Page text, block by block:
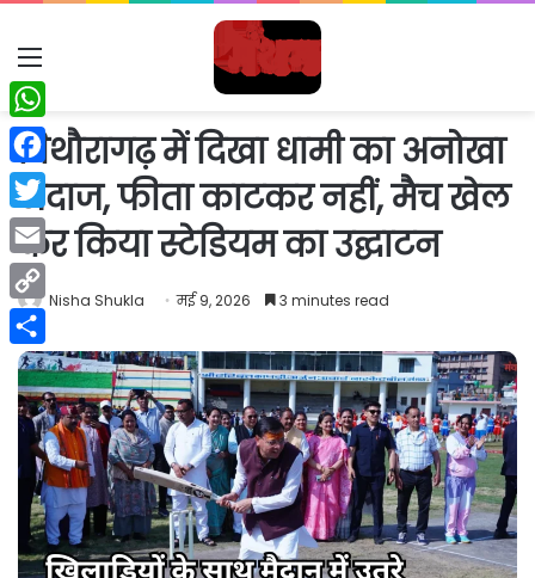
Menu
पिथौरागढ़ में दिखा धामी का अनोखा
अंदाज, फीता काटकर नहीं, मैच खेल
कर किया स्टेडियम का उद्घाटन
Nisha Shukla मई 9, 2026 3 minutes read
WhatsApp
Facebook
Twitter
Email
Copy
Link
Share